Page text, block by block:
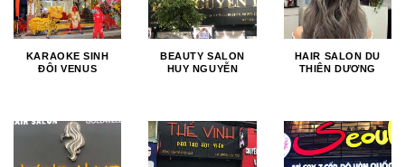
KARAOKE SINH
ĐÔI VENUS
BEAUTY SALON
HUY NGUYỄN
HAIR SALON DU
THIÊN DƯƠNG